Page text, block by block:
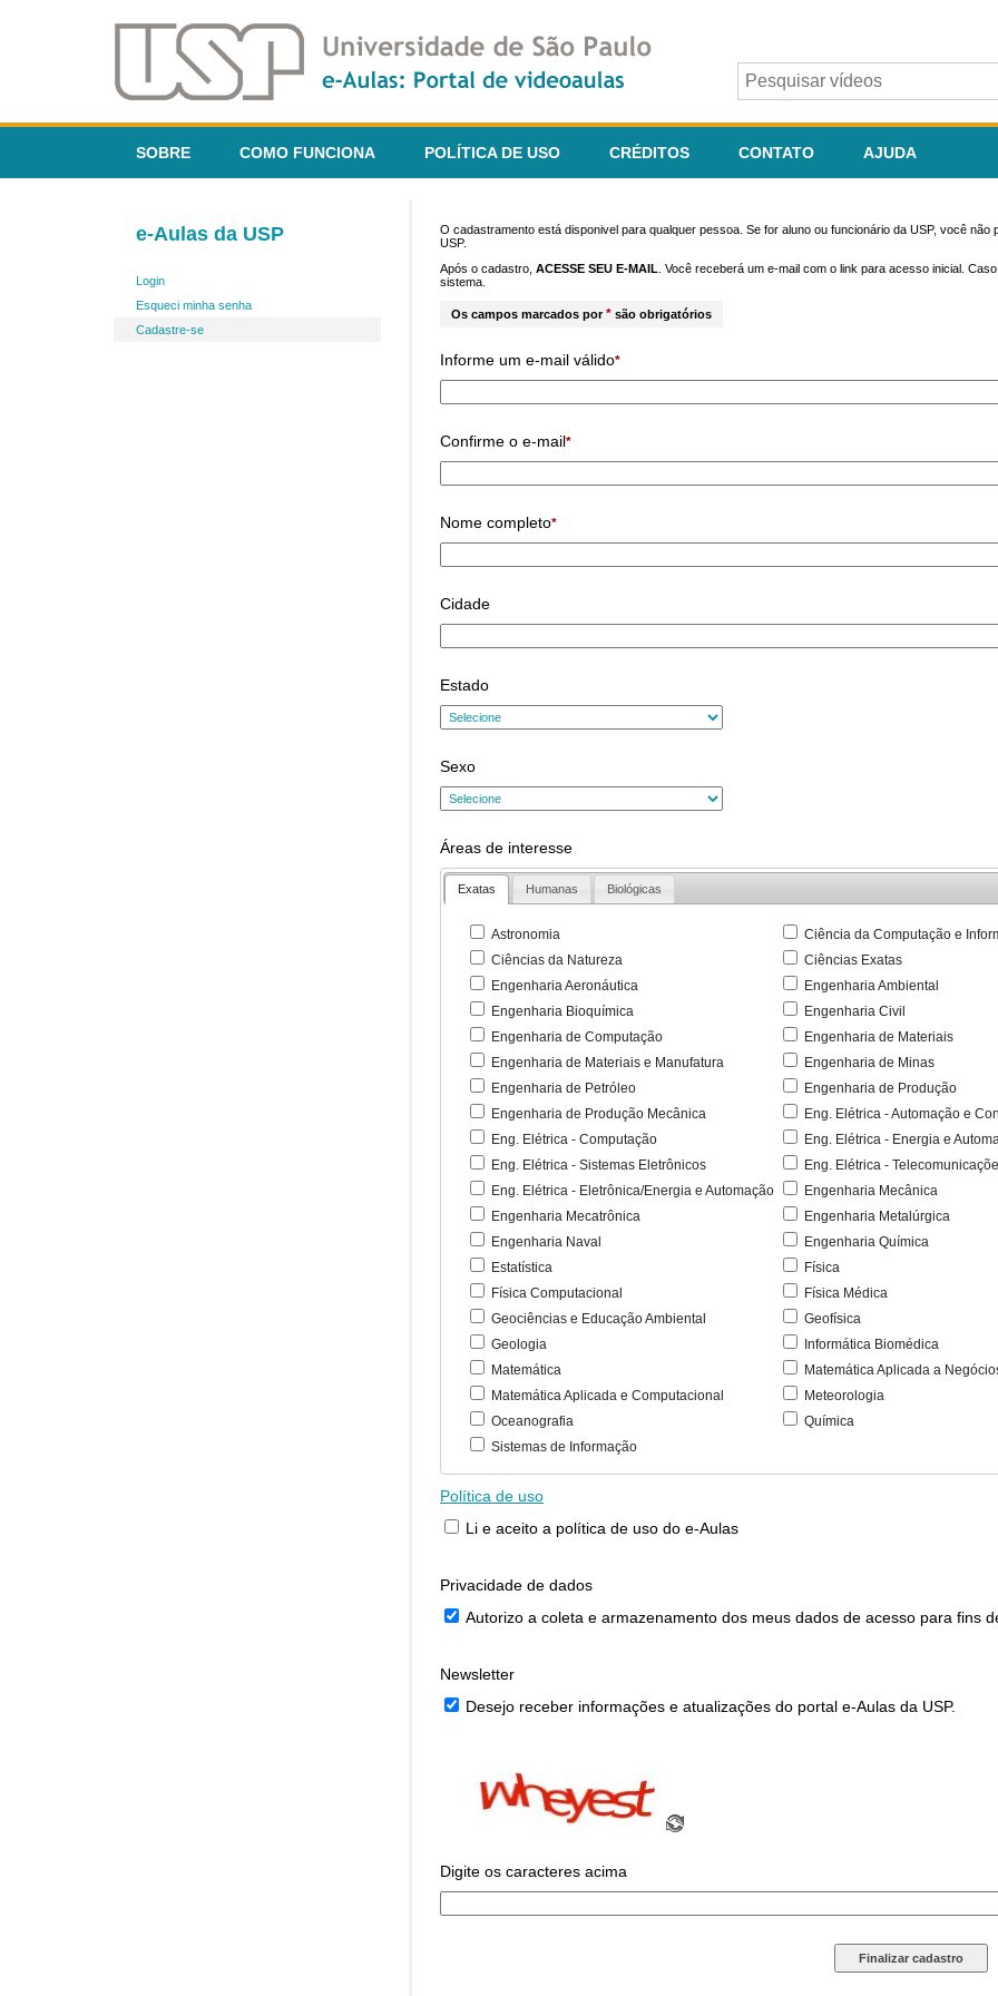
SOBRE COMO FUNCIONA POLÍTICA DE USO CRÉDITOS CONTATO AJUDA
e-Aulas da USP
Login
Esqueci minha senha
Cadastre-se
O cadastramento está disponivel para qualquer pessoa. Se for aluno ou funcionário da USP, você
USP.
Após o cadastro, ACESSE SEU E-MAIL . Você receberá um e-mail com o link para acesso inicial.
sistema.
Os campos marcados por* são obrigatórios
Informe um e-mail válido*
Confirme o e-mail*
Nome completo*
Cidade
Estado
Sexo
Áreas de interesse
Exatas Humanas Biológicas
Astronomia
Ciência da Computação e
Ciências da Natureza
Ciências Exatas
Engenharia Aeronáutica
Engenharia Ambiental
Engenharia Bioquímica
Engenharia Civil
Engenharia de Computação
Engenharia de Materiais
Engenharia de Materiais e Manufatura
Engenharia de Minas
Engenharia de Petróleo
Engenharia de Produção
Engenharia de Produção Mecânica
Eng. Elétrica - Automação e
Eng. Elétrica - Computação
Eng. Elétrica - Energia e
Eng. Elétrica - Sistemas Eletrônicos
Eng. Elétrica -
Eng. Elétrica - Eletrônica/Energia e Automação
Engenharia Mecânica
Engenharia Mecatrônica
Engenharia Metalúrgica
Engenharia Naval
Engenharia Química
Estatística
Física
Física Computacional
Física Médica
Geociências e Educação Ambiental
Geofísica
Geologia
Informática Biomédica
Matemática
Matemática Aplicada a
Matemática Aplicada e Computacional
Meteorologia
Oceanografia
Química
Sistemas de Informação
Política de uso
Li e aceito a política de uso do e-Aulas
Privacidade de dados
Autorizo a coleta e armazenamento dos meus dados de acesso para fins
Newsletter
Desejo receber informações e atualizações do portal e-Aulas da USP.
Digite os caracteres acima